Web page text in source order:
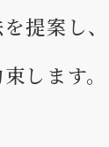
提案し、
します。